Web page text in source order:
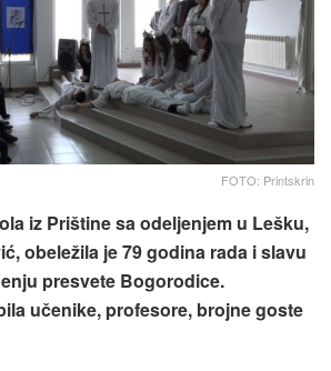
FOTO: Printskrin
iz Prištine sa odeljenjem u Lešku,
obeležila je 79 godina rada i slavu
presvete Bogorodice.
učenike, profesore, brojne goste